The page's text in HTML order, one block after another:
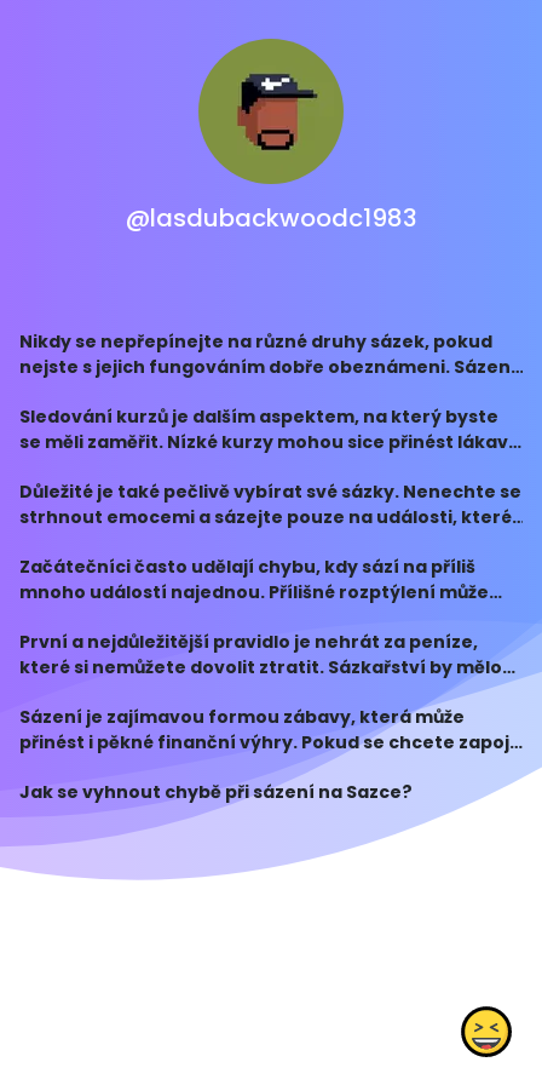
@lasdubackwoodc1983
Nikdy se nepřepínejte na různé druhy sázek, pokud
nejste s jejich fungováním dobře obeznámeni. Sázení
zvýšit vaše šance na chybu.
Sledování kurzů je dalším aspektem, na který byste
se měli zaměřit. Nízké kurzy mohou sice přinést lákavé
kombinaci kurzů a možností výhry.
Důležité je také pečlivě vybírat své sázky. Nenechte se
strhnout emocemi a sázejte pouze na události, které
studium statistik a informací o týmech či hrá
Začátečníci často udělají chybu, kdy sází na příliš
mnoho událostí najednou. Přílišné rozptýlení může
malým počtem sázek a postupně se rozšiřovat, jak
První a nejdůležitější pravidlo je nehrát za peníze,
které si nemůžete dovolit ztratit. Sázkařství by mělo
být pouze formou zábavy a nikoli zdrojem příjmu.
Vyhrazený rozpočet určený pouze pro sázení v
Sázení je zajímavou formou zábavy, která může
přinést i pěkné finanční výhry. Pokud se chcete zapojit
do sázení na Sazce, je důležité se vyvarovat určitých
chyb, které by vám mohly kazit radost ze hry
Jak se vyhnout chybě při sázení na Sazce?